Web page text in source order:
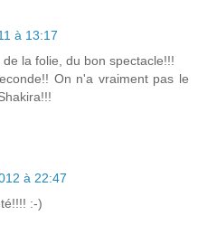
à 13:17
la folie, du bon spectacle!!!
On n'a vraiment pas le
à 22:47
:-)